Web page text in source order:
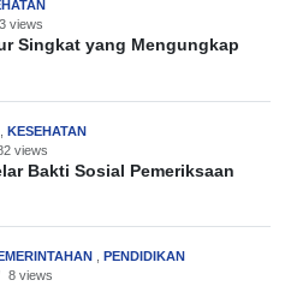
views
Singkat yang Mengungkap
KESEHATAN
views
Bakti Sosial Pemeriksaan
, PENDIDIKAN
8 views